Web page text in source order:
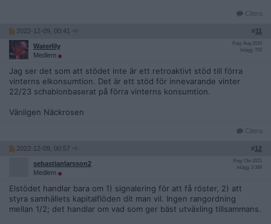
Citera
2022-12-09, 00:41 #11
Waterlily
Medlem
Reg: Aug 2010
Inlägg: 793
Jag ser det som att stödet inte är ett retroaktivt stöd till förra
vinterns elkonsumtion. Det är ett stöd för innevarande vinter
22/23 schablonbaserat på förra vinterns konsumtion.
Vänligen Näckrosen
Citera
2022-12-09, 00:57 #12
sebastianlarsson2
Medlem
Reg: Okt 2021
Inlägg: 3 389
Elstödet handlar bara om 1) signalering för att få röster, 2) att
styra samhällets kapitalflöden dit man vil. Ingen rangordning
mellan 1/2; det handlar om vad som ger bäst utväxling tillsammans.